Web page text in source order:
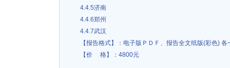
4.4.5济南
4.4.6郑州
4.4.7武汉
【报告格式】：电子版ＰＤＦ、报告全文纸版(彩色) 各
【价 格】：4800元